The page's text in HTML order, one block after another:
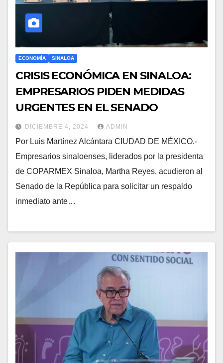
ECONOMÍA SINALOA
CRISIS ECONÓMICA EN SINALOA:
EMPRESARIOS PIDEN MEDIDAS
URGENTES EN EL SENADO
DICIEMBRE 4, 2024 ADMIN
Por Luis Martínez Alcántara CIUDAD DE MÉXICO.-
Empresarios sinaloenses, liderados por la presidenta
de COPARMEX Sinaloa, Martha Reyes, acudieron al
Senado de la República para solicitar un respaldo
inmediato ante…